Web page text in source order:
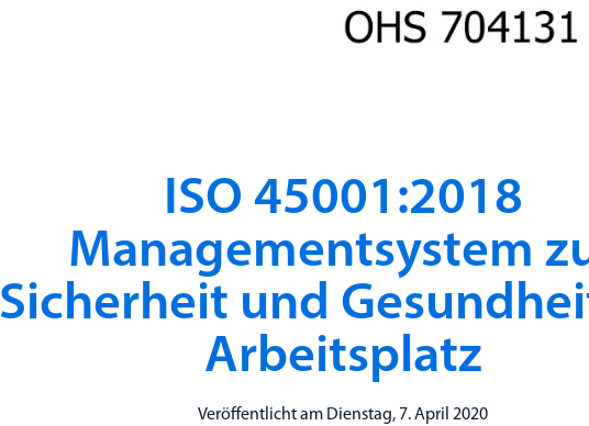
ISO 45001:2018
Managementsystem
Sicherheit und
Arbeitsplatz
Veröffentlicht am Dienstag, 7. April 2020